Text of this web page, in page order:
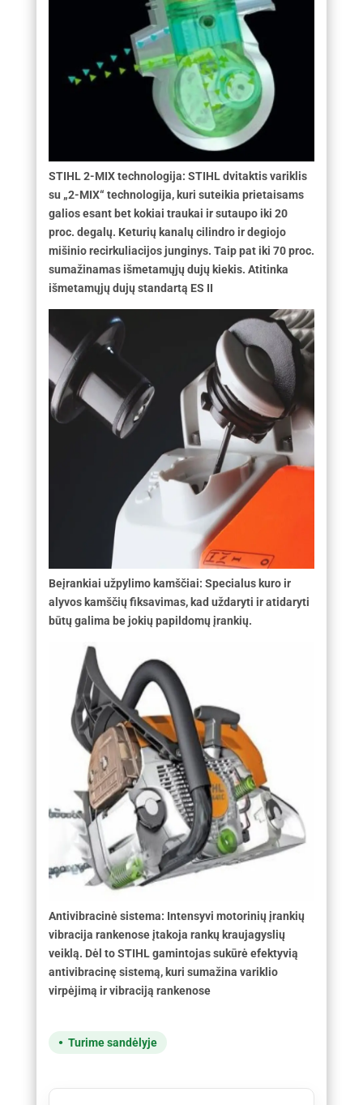
STIHL 2-MIX technologija: STIHL dvitaktis variklis
su „2-MIX“ technologija, kuri suteikia prietaisams
galios esant bet kokiai traukai ir sutaupo iki 20
proc. degalų. Keturių kanalų cilindro ir degiojo
mišinio recirkuliacijos junginys. Taip pat iki 70 proc.
sumažinamas išmetamųjų dujų kiekis. Atitinka
išmetamųjų dujų standartą ES II
Beįrankiai užpylimo kamščiai: Specialus kuro ir
alyvos kamščių fiksavimas, kad uždaryti ir atidaryti
būtų galima be jokių papildomų įrankių.
Antivibracinė sistema: Intensyvi motorinių įrankių
vibracija rankenose įtakoja rankų kraujagyslių
veiklą. Dėl to STIHL gamintojas sukūrė efektyvią
antivibracinę sistemą, kuri sumažina variklio
virpėjimą ir vibraciją rankenose
Turime sandėlyje